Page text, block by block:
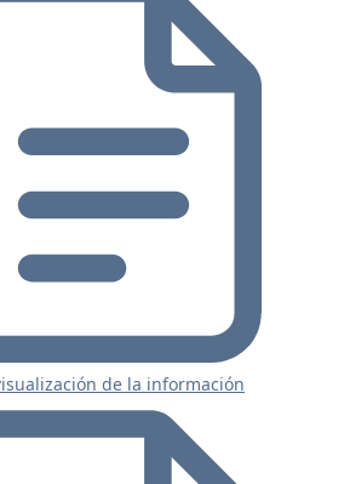
de la información